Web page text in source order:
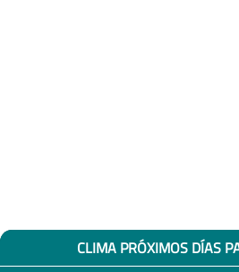
CLIMA PRÓXIMOS DÍAS